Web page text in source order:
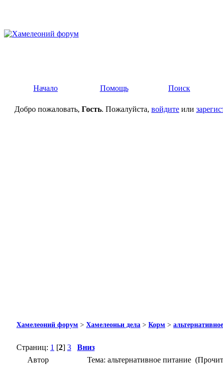
Начало Помощь Поиск
Добро пожаловать, Гость. Пожалуйста, войдите или
Хамелеоний форум > Хамелеоньи дела > Корм >
Страниц: 1 [2] 3
Вниз
Автор
Тема: альтернативное питание